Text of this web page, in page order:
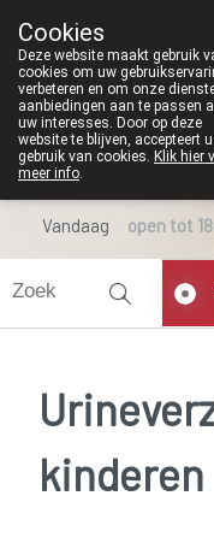
Vandaag open tot
kinderen
Cookies
Deze website maakt gebruik
cookies om uw
verbeteren en om onze
aanbiedingen aan te passen
uw interesses. Door op deze
website te blijven, accepteert
gebruik van cookies. Klik hier
meer info.